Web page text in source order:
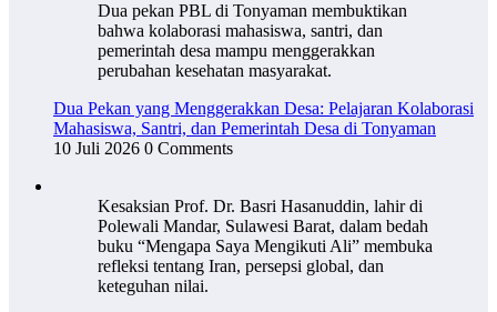
Dua pekan PBL di Tonyaman membuktikan
bahwa kolaborasi mahasiswa, santri, dan
pemerintah desa mampu menggerakkan
perubahan kesehatan masyarakat.
Dua Pekan yang Menggerakkan Desa: Pelajaran Kolaborasi
Mahasiswa, Santri, dan Pemerintah Desa di Tonyaman
10 Juli 2026 0 Comments
Kesaksian Prof. Dr. Basri Hasanuddin, lahir di
Polewali Mandar, Sulawesi Barat, dalam bedah
buku “Mengapa Saya Mengikuti Ali” membuka
refleksi tentang Iran, persepsi global, dan
keteguhan nilai.